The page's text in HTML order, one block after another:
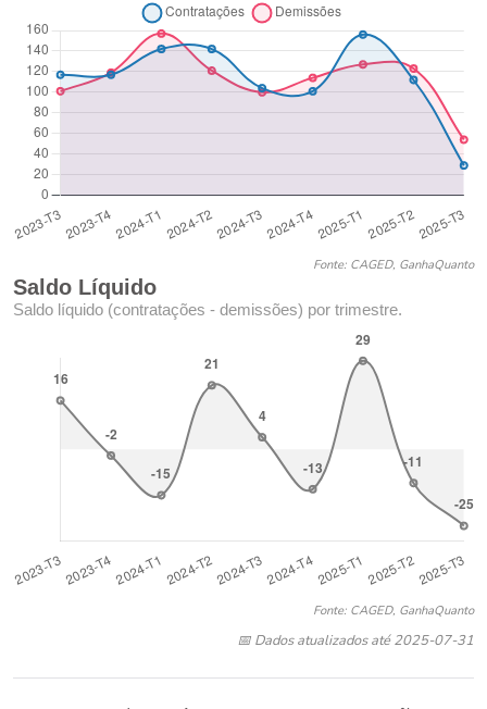
Fonte: CAGED, GanhaQuanto
Saldo Líquido
Saldo líquido (contratações - demissões) por trimestre.
Fonte: CAGED, GanhaQuanto
📅 Dados atualizados até 2025-07-31